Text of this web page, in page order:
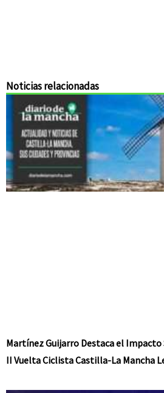
Noticias relacionadas
Martínez Guijarro Destaca el Impacto
II Vuelta Ciclista Castilla-La Mancha